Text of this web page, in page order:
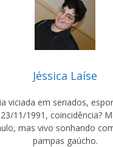
Jéssica Laíse
viciada em seriados,
11/1991, coincidência?
mas vivo sonhando
pampas gaúcho.